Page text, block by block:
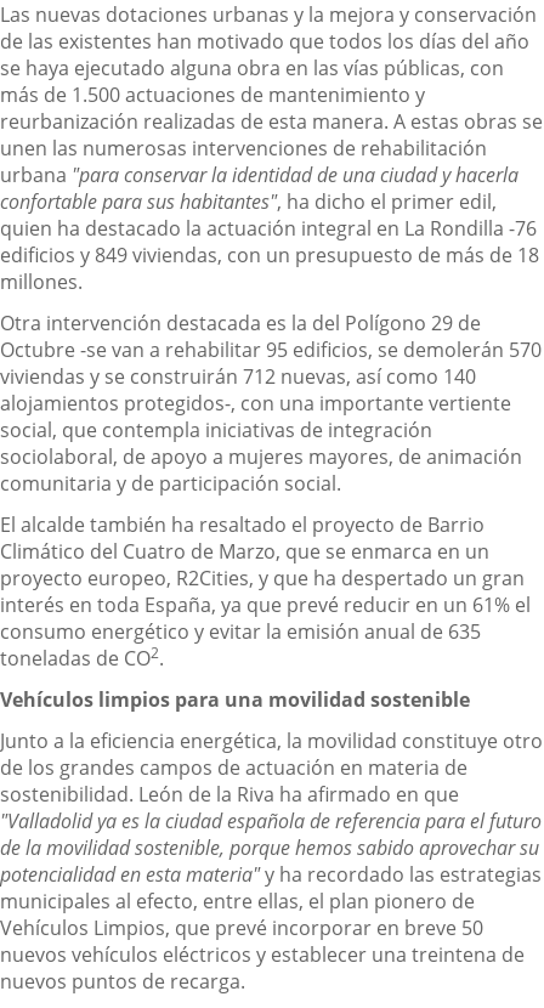
Las nuevas dotaciones urbanas y la mejora y conservación
de las existentes han motivado que todos los días del año
se haya ejecutado alguna obra en las vías públicas, con
más de 1.500 actuaciones de mantenimiento y
reurbanización realizadas de esta manera. A estas obras se
unen las numerosas intervenciones de rehabilitación
urbana "para conservar la identidad de una ciudad y hacerla
confortable para sus habitantes", ha dicho el primer edil,
quien ha destacado la actuación integral en La Rondilla -76
edificios y 849 viviendas, con un presupuesto de más de 18
millones.
Otra intervención destacada es la del Polígono 29 de
Octubre -se van a rehabilitar 95 edificios, se demolerán 570
viviendas y se construirán 712 nuevas, así como 140
alojamientos protegidos-, con una importante vertiente
social, que contempla iniciativas de integración
sociolaboral, de apoyo a mujeres mayores, de animación
comunitaria y de participación social.
El alcalde también ha resaltado el proyecto de Barrio
Climático del Cuatro de Marzo, que se enmarca en un
proyecto europeo, R2Cities, y que ha despertado un gran
interés en toda España, ya que prevé reducir en un 61% el
consumo energético y evitar la emisión anual de 635
toneladas de CO2.
Vehículos limpios para una movilidad sostenible
Junto a la eficiencia energética, la movilidad constituye otro
de los grandes campos de actuación en materia de
sostenibilidad. León de la Riva ha afirmado en que
"Valladolid ya es la ciudad española de referencia para el futuro
de la movilidad sostenible, porque hemos sabido aprovechar su
potencialidad en esta materia"y ha recordado las estrategias
municipales al efecto, entre ellas, el plan pionero de
Vehículos Limpios, que prevé incorporar en breve 50
nuevos vehículos eléctricos y establecer una treintena de
nuevos puntos de recarga.